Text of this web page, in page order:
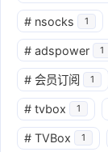
# nsocks 1
# adspower 1
# 会员订阅 1
# tvbox 1
# TVBox 1